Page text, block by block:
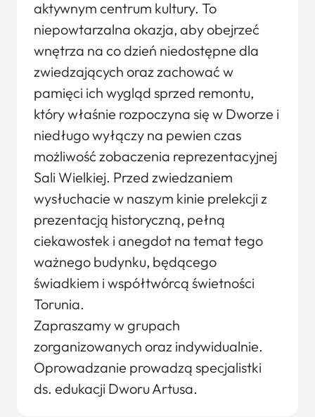
aktywnym centrum kultury. To
niepowtarzalna okazja, aby obejrzeć
wnętrza na co dzień niedostępne dla
zwiedzających oraz zachować w
pamięci ich wygląd sprzed remontu,
który właśnie rozpoczyna się w Dworze i
niedługo wyłączy na pewien czas
możliwość zobaczenia reprezentacyjnej
Sali Wielkiej. Przed zwiedzaniem
wysłuchacie w naszym kinie prelekcji z
prezentacją historyczną, pełną
ciekawostek i anegdot na temat tego
ważnego budynku, będącego
świadkiem i współtwórcą świetności
Torunia.
Zapraszamy w grupach
zorganizowanych oraz indywidualnie.
Oprowadzanie prowadzą specjalistki
ds. edukacji Dworu Artusa.